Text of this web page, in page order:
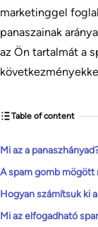
marketinggel
panaszainak
az Ön tartalmát a
Table of content
Mi az a
A spam gomb mögött
Hogyan számítsuk ki
Mi az elfogadható